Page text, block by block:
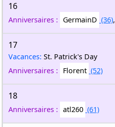
16
Anniversaires : GermainD (36),
17
Vacances: St. Patrick's Day
Anniversaires :
Florent (52)
18
Anniversaires : atl260 (61)